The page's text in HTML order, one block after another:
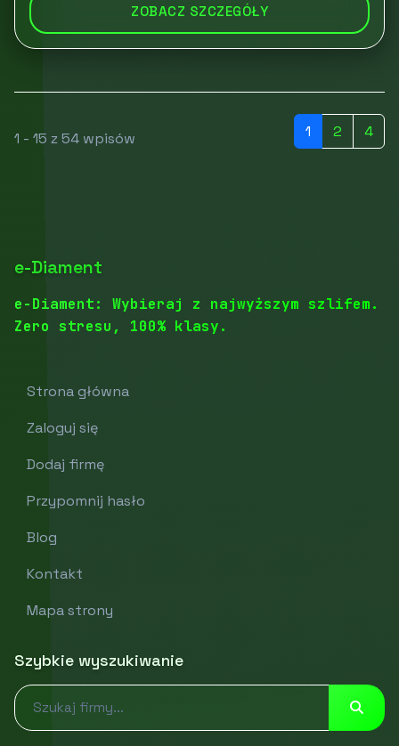
ZOBACZ SZCZEGÓŁY
1 - 15 z 54 wpisów 1 2 4
e-Diament
e-Diament: Wybieraj z najwyższym szlifem.
Zero stresu, 100% klasy.
Strona główna
Zaloguj się
Dodaj firmę
Przypomnij hasło
Blog
Kontakt
Mapa strony
Szybkie wyszukiwanie